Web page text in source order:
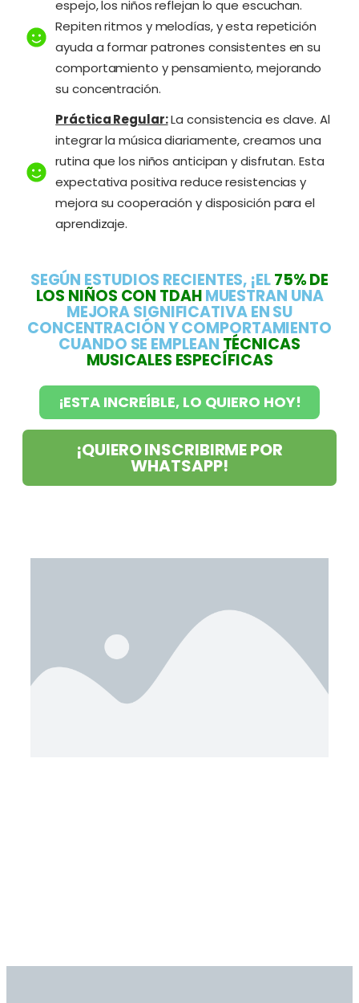
espejo, los niños reflejan lo que escuchan.
Repiten ritmos y melodías, y esta repetición
ayuda a formar patrones consistentes en su
comportamiento y pensamiento, mejorando
su concentración.
Práctica Regular:La consistencia es clave. Al
integrar la música diariamente, creamos una
rutina que los niños anticipan y disfrutan. Esta
expectativa positiva reduce resistencias y
mejora su cooperación y disposición para el
aprendizaje.
¡QUIERO INSCRIBIRME POR
WHATSAPP!
¡ESTA INCREÍBLE, LO QUIERO HOY!
SEGÚN ESTUDIOS RECIENTES, ¡EL75% DE
LOS NIÑOS CON TDAHMUESTRAN UNA
MEJORA SIGNIFICATIVA EN SU
CONCENTRACIÓN Y COMPORTAMIENTO
CUANDO SE EMPLEAN TÉCNICAS
MUSICALES ESPECÍFICAS